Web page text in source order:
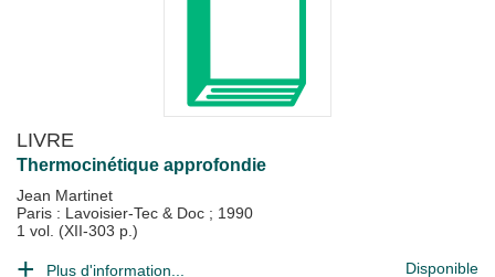
LIVRE
Thermocinétique approfondie
Jean Martinet
Paris : Lavoisier-Tec & Doc ; 1990
1 vol. (XII-303 p.)
Plus d'information... Disponible